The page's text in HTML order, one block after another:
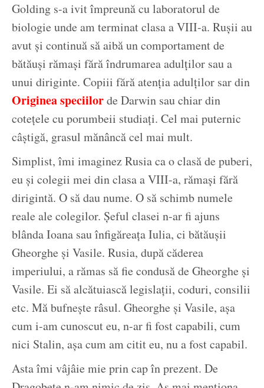
Golding s-a ivit împreună cu laboratorul de
biologie unde am terminat clasa a VIII-a. Rușii au
avut și continuă să aibă un comportament de
bătăuși rămași fără îndrumarea adulților sau a
unui diriginte. Copiii fără atenția adulților sar din
Originea speciilorde Darwin sau chiar din
cotețele cu porumbeii studiați. Cel mai puternic
câștigă, grasul mănâncă cel mai mult.
Simplist, îmi imaginez Rusia ca o clasă de puberi,
eu și colegii mei din clasa a VIII-a, rămași fără
dirigintă. O să dau nume. O să schimb numele
reale ale colegilor. Șeful clasei n-ar fi ajuns
blânda Ioana sau înfigăreața Iulia, ci bătăușii
Gheorghe și Vasile. Rusia, după căderea
imperiului, a rămas să fie condusă de Gheorghe și
Vasile. Ei să alcătuiască legislații, coduri, consilii
etc. Mă bufnește râsul. Gheorghe și Vasile, așa
cum i-am cunoscut eu, n-ar fi fost capabili, cum
nici Stalin, așa cum am citit eu, nu a fost capabil.
Asta îmi vâjâie mie prin cap în prezent. De